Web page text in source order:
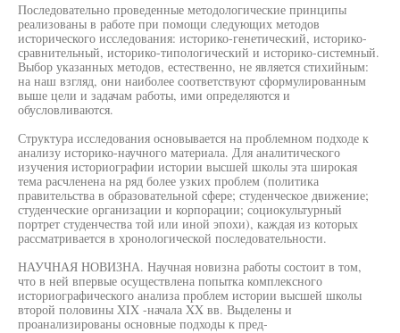
Последовательно проведенные методологические принципы
реализованы в работе при помощи следующих методов
исторического исследования: историко-генетический, историко-
сравнительный, историко-типологический и историко-системный.
Выбор указанных методов, естественно, не является стихийным:
на наш взгляд, они наиболее соответствуют сформулированным
выше цели и задачам работы, ими определяются и
обусловливаются.
Структура исследования основывается на проблемном подходе к
анализу историко-научного материала. Для аналитического
изучения историографии истории высшей школы эта широкая
тема расчленена на ряд более узких проблем (политика
правительства в образовательной сфере; студенческое движение;
студенческие организации и корпорации; социокультурный
портрет студенчества той или иной эпохи), каждая из которых
рассматривается в хронологической последовательности.
НАУЧНАЯ НОВИЗНА. Научная новизна работы состоит в том,
что в ней впервые осуществлена попытка комплексного
историографического анализа проблем истории высшей школы
второй половины XIX -начала XX вв. Выделены и
проанализированы основные подходы к пред-